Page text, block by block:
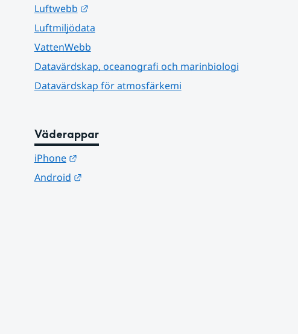
Luftwebb
Länk till annan webbplats.
Luftmiljödata
VattenWebb
Datavärdskap, oceanografi och marinbiologi
Datavärdskap för atmosfärkemi
Väderappar
iPhone
Länk till annan webbplats.
Android
Länk till annan webbplats.